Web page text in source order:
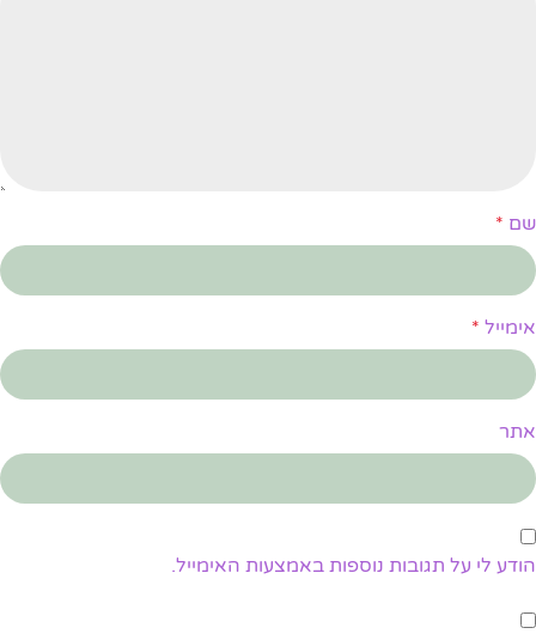
שם *
אימייל *
אתר
הודע לי על תגובות נוספות באמצעות האימייל.